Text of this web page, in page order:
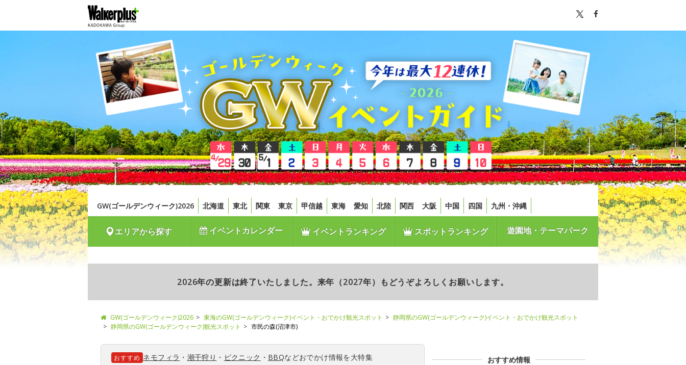
GW(ゴールデンウィーク)2026 北海道 東北 関東 東京 甲信越 東海 愛知 北陸 関西 大阪 中国 四国 九州・沖縄
エリアから探す イベントカレンダー イベントランキング スポットランキング 遊園地・テーマパーク
2026年の更新は終了いたしました。来年（2027年）もどうぞよろしくお願いします。
GW(ゴールデンウィーク)2026 東海のGW(ゴールデンウィーク)イベント・おでかけ観光スポット
静岡県のGW(ゴールデンウィーク)イベント・おでかけ観光スポット
静岡県のGW(ゴールデンウィーク)観光スポット
市民の森(沼津市)
おすすめ ネモフィラ ・ 潮干狩り ・ ピクニック ・ BBQなどおでかけ情報を大特集 おすすめ情報